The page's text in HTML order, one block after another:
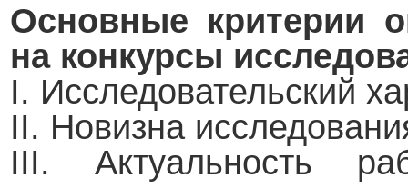
Основные критерии
на конкурсы
I. Исследовательский
II. Новизна
III. Актуальность